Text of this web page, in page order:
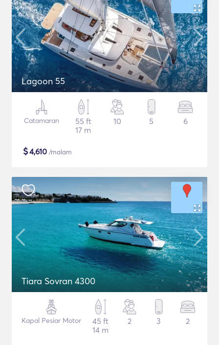
Lagoon 55
Catamaran
55 ft
17 m
10 5 6
$4,610 /malam
Tiara Sovran 4300
Kapal Pesiar Motor
45 ft
14 m
2 3 2